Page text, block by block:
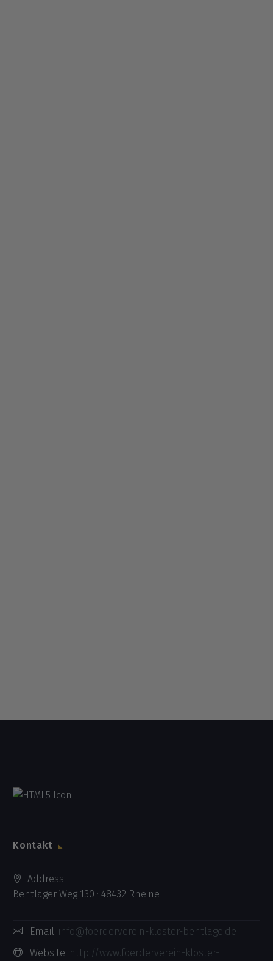
Kontakt
Address:
Bentlager Weg 130 · 48432 Rheine
Email: info@foerderverein-kloster-bentlage.de
Website: http://www.foerderverein-kloster-